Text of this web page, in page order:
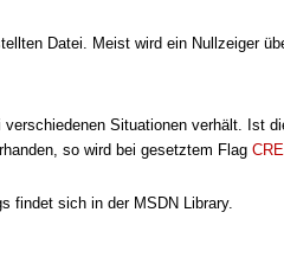
Datei. Meist wird ein Nullzeiger
Situationen verhält. Ist
so wird bei gesetztem Flag
findet sich in der MSDN Library.